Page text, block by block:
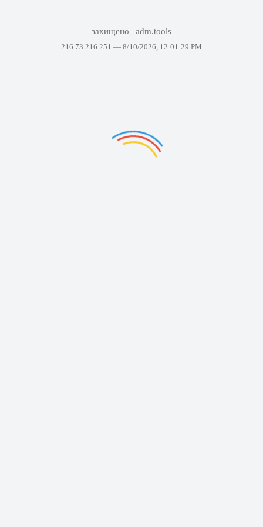
захищено adm.tools
216.73.216.251 — 8/10/2026, 12:01:29 PM